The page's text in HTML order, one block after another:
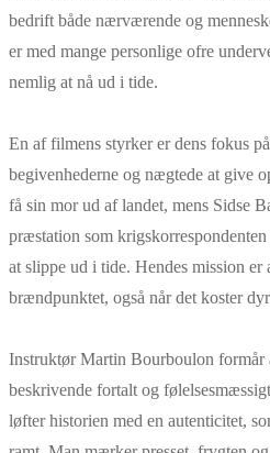
bedrift både nærværende og
er med mange personlige ofre
nemlig at nå ud i tide.
En af filmens styrker er dens fokus
begivenhederne og nægtede at give
få sin mor ud af landet, mens Sidse
præstation som
at slippe ud i tide. Hendes mission
brændpunktet, også når det koster
Instruktør Martin Bourboulon formår
beskrivende fortalt og
løfter historien med en autenticitet,